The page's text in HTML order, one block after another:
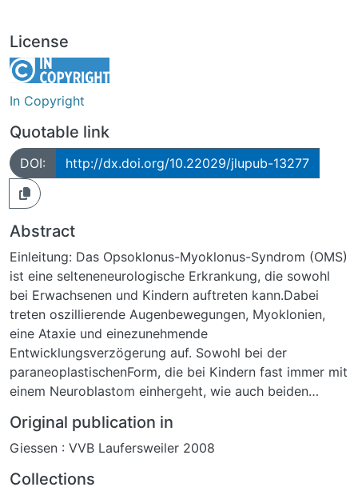
License
In Copyright
Quotable link
DOI: http://dx.doi.org/10.22029/jlupub-13277
Abstract
Einleitung: Das Opsoklonus-Myoklonus-Syndrom (OMS)
ist eine selteneneurologische Erkrankung, die sowohl
bei Erwachsenen und Kindern auftreten kann.Dabei
treten oszillierende Augenbewegungen, Myoklonien,
eine Ataxie und einezunehmende
Entwicklungsverzögerung auf. Sowohl bei der
paraneoplastischenForm, die bei Kindern fast immer mit
einem Neuroblastom einhergeht, wie auch beiden
diskutiert. Ein gemeinsamesAutoantigen konnte bisher
nicht identifiziert werden. Wir untersuchten, ob sich bei
Autoantigen nachweisenlassen und ob diese
Original publication in
Giessen : VVB Laufersweiler 2008
Collections